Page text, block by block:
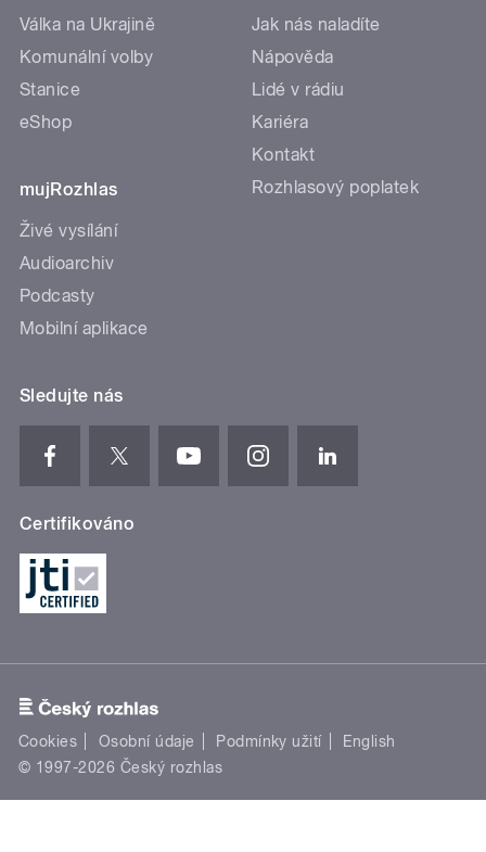
Válka na Ukrajině
Komunální volby
Stanice
eShop
mujRozhlas
Živé vysílání
Audioarchiv
Podcasty
Mobilní aplikace
Jak nás naladíte
Nápověda
Lidé v rádiu
Kariéra
Kontakt
Rozhlasový poplatek
Sledujte nás
Certifikováno
Cookies Osobní údaje Podmínky užití
English
© 1997-2026 Český rozhlas